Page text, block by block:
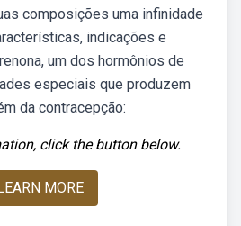
composições uma infinidade
indicações e
um dos hormônios de
especiais que produzem
da contracepção:
click the button below.
MORE